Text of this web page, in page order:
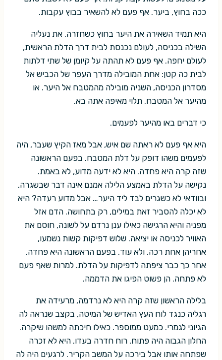
ככה בחוץ, ביער. אף פעם לא להשאיר בבוץ עקבות.
היא תמיד השאירה את היער בחוץ כשחזרה. את נעליה
השילה בכניסה, לעולם נכנסת לבית דרך הדלת הראשית,
לעולם יחפה. אף פעם לא תהתה על קיומן של שתי דלתות
לבית כה קטן: אחת המובילה מדרך העפר של הכביש אל
מסדרון הכניסה, השניה מובילה מהמטבח אל היער. או
מהיער אל המטבח. תלוי מאיפה אתה בא.
כי דברים באו מהיער לפעמים.
היא אף פעם לא ראתה שם איש, אבל מאז הקיץ שעבר, היה
לפעמים משהו דופק על דלת המטבח. בפעם הראשונה
שזה קרה היא פחדה. היא לא ידעה מדוע, לא באמת.
נקישה על הדלת באמצע הלילה אמנם אינה דבר שבשגרה,
ובוודאי לא כשגרים לבד ליד היער… אבל מדוע רעדה? היא
לא יכלה להסביר זאת במילים, רק בתחושה. הדם אזל
מפניה והיא הרגישה כאילו ענן נרדם על לשונה, חוסם את
האוויר לכניסה או יציאה. שלוש דפיקות קשות נשמעו,
אחריהן אחת רכה. ולא עוד. בפעם הראשונה היא פחדה,
אחר כך כבר ציפתה לדפיקות על הדלת. למרות שאף פעם
לא פתחה. הן פשוט הפיגו את הדממה.
בלילה הראשון שזה קרה היא לא נרדמה, מרעידה את
רגליה כנגד לוח העץ האדיש של המיטה, בקצב שנראה לה
הגיוני לגמרי. כמעט ממוספר. כאילו חיכתה למשהו שיקרה.
החלון הגבוה היה פתוח, רוח חדרה בעדו. היא לא זכרה
שפתחה אותו אבל בירכה על המשב הקריר. לרגעים היה לה